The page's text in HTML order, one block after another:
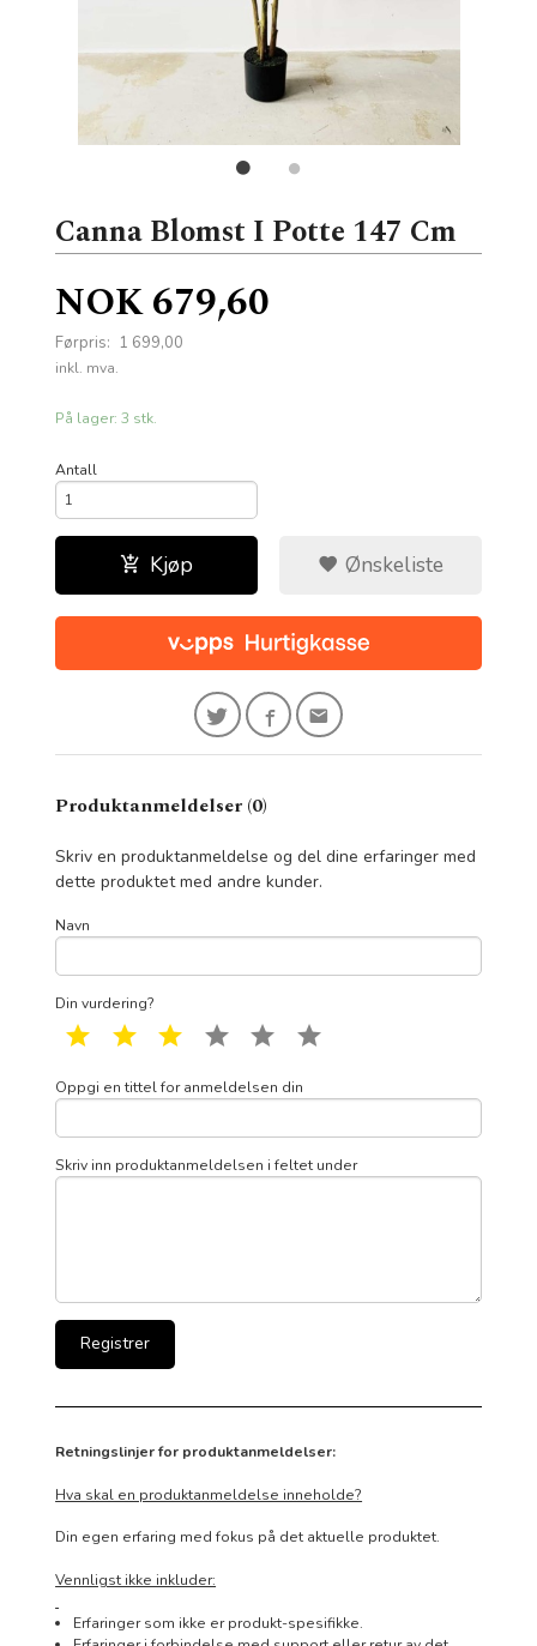
Canna Blomst I Potte 147 Cm
Tilbud
NOK679,60
Førpris: 1 699,00
Rabatt
inkl. mva.
På lager: 3 stk.
Antall
Kjøp Ønskeliste
Produktanmeldelser (0)
Skriv en produktanmeldelse og del dine erfaringer med
dette produktet med andre kunder.
Navn
Din vurdering?
1 star 2 star 3 star 4 star 5 star
Oppgi en tittel for anmeldelsen din
Skriv inn produktanmeldelsen i feltet under
Retningslinjer for produktanmeldelser:
Hva skal en produktanmeldelse inneholde?
Din egen erfaring med fokus på det aktuelle produktet.
Vennligst ikke inkluder:
Erfaringer som ikke er produkt-spesifikke.